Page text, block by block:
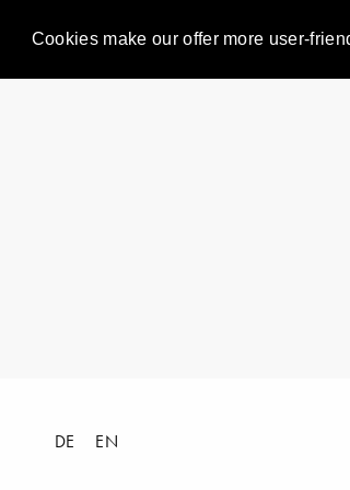
Cookies make our offer more user-
DE EN